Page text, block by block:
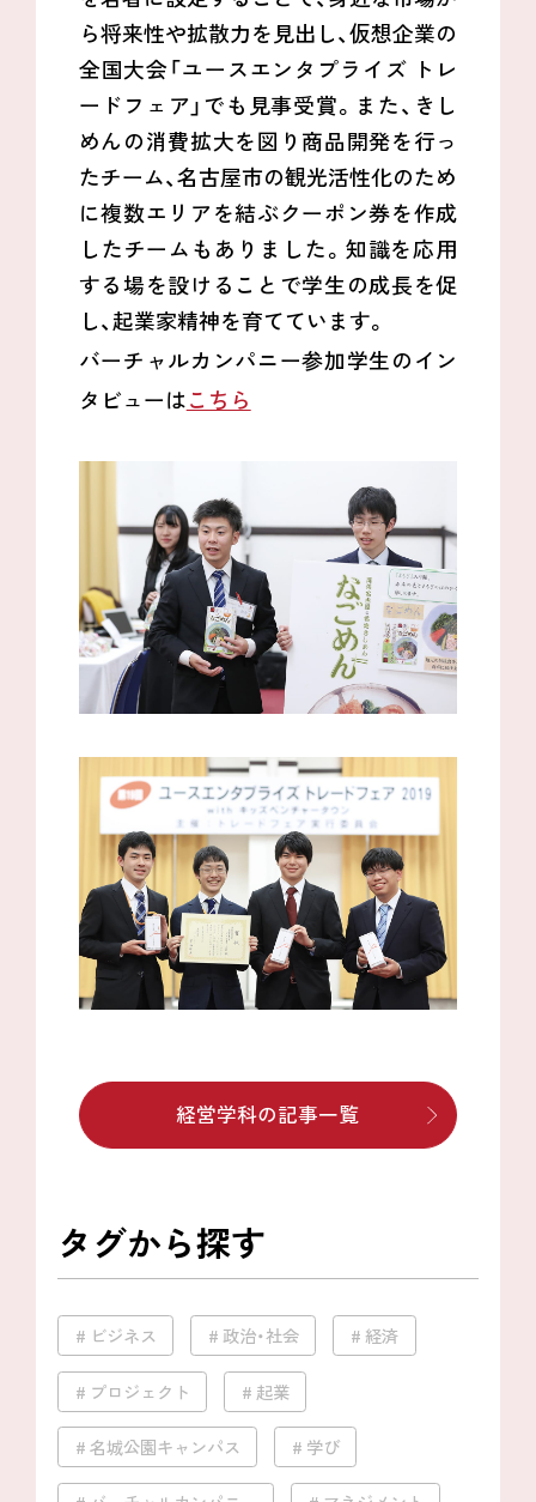
ら将来性や拡散力を見出し、仮想企業の
全国大会「ユースエンタプライズ トレ
ードフェア」でも見事受賞。また、きし
めんの消費拡大を図り商品開発を行っ
たチーム、名古屋市の観光活性化のため
に複数エリアを結ぶクーポン券を作成
したチームもありました。知識を応用
する場を設けることで学生の成長を促
し、起業家精神を育てています。
バーチャルカンパニー参加学生のイン
タビューはこちら
経営学科の記事一覧
タグから探す
ビジネス 政治・社会 経済
プロジェクト 起業
名城公園キャンパス 学び